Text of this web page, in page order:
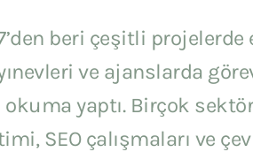
beri çeşitli
ve ajanslarda
okuma yaptı. Birçok
SEO çalışmaları ve